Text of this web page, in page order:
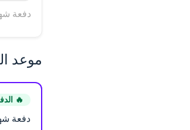
دفعة
موعد
🔥
دفعة